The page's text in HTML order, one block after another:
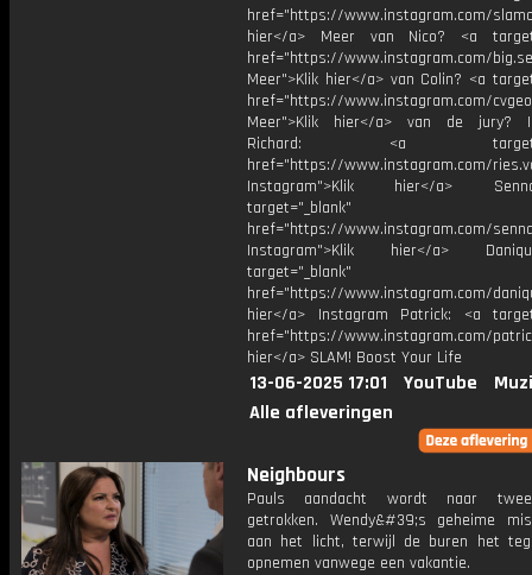
href="https://www.instagram.com/
hier</a> Meer van Nico? <a
href="https://www.instagram.com/
Meer">Klik hier</a> van Colin? <a
href="https://www.instagram.com/
Meer">Klik hier</a> van de jury?
Richard: <a
href="https://www.instagram.com/
Instagram">Klik hier</a>
target="_blank"
href="https://www.instagram.com/
Instagram">Klik hier</a>
target="_blank"
href="https://www.instagram.com/
hier</a> Instagram Patrick: <a
href="https://www.instagram.com/
hier</a> SLAM! Boost Your Life
13-06-2025 17:01 YouTube
Alle afleveringen
Neighbours
Pauls aandacht wordt naar
getrokken. Wendy&#39;s geheime
aan het licht, terwijl de buren het
opnemen vanwege een vakantie.